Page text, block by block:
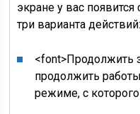
экране у вас
три варианта
<font>Продолжить
продолжить
режиме, с